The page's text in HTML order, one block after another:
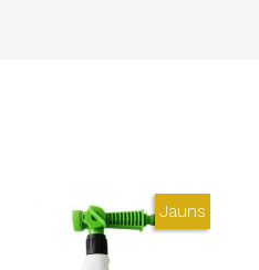
Jauns